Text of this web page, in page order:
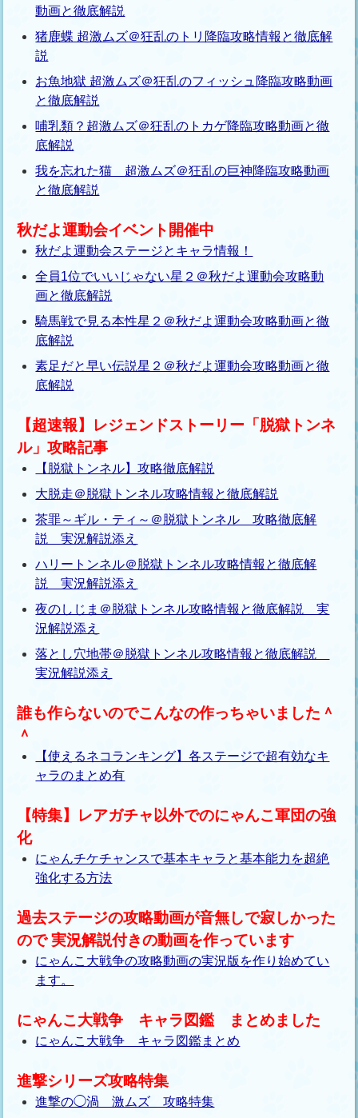
動画と徹底解説
猪鹿蝶 超激ムズ＠狂乱のトリ降臨攻略情報と徹底解
説
お魚地獄 超激ムズ＠狂乱のフィッシュ降臨攻略動画
と徹底解説
哺乳類？超激ムズ＠狂乱のトカゲ降臨攻略動画と徹
底解説
我を忘れた猫 超激ムズ＠狂乱の巨神降臨攻略動画
と徹底解説
秋だよ運動会イベント開催中
秋だよ運動会ステージとキャラ情報！
全員1位でいいじゃない星２＠秋だよ運動会攻略動
画と徹底解説
騎馬戦で見る本性星２＠秋だよ運動会攻略動画と徹
底解説
素足だと早い伝説星２＠秋だよ運動会攻略動画と徹
底解説
【超速報】レジェンドストーリー「脱獄トンネ
ル」攻略記事
【脱獄トンネル】攻略徹底解説
大脱走＠脱獄トンネル攻略情報と徹底解説
茶罪～ギル・ティ～＠脱獄トンネル 攻略徹底解
説 実況解説添え
ハリートンネル＠脱獄トンネル攻略情報と徹底解
説 実況解説添え
夜のしじま＠脱獄トンネル攻略情報と徹底解説 実
況解説添え
落とし穴地帯＠脱獄トンネル攻略情報と徹底解説
実況解説添え
誰も作らないのでこんなの作っちゃいました＾
＾
【使えるネコランキング】各ステージで超有効なキ
ャラのまとめ有
【特集】レアガチャ以外でのにゃんこ軍団の強
化
にゃんチケチャンスで基本キャラと基本能力を超絶
強化する方法
過去ステージの攻略動画が音無しで寂しかった
ので 実況解説付きの動画を作っています
にゃんこ大戦争の攻略動画の実況版を作り始めてい
ます。
にゃんこ大戦争 キャラ図鑑 まとめました
にゃんこ大戦争 キャラ図鑑まとめ
進撃シリーズ攻略特集
進撃の◯渦 激ムズ 攻略特集